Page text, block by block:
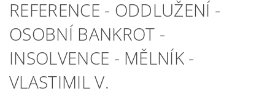
REFERENCE - ODDLUŽENÍ -
OSOBNÍ BANKROT -
INSOLVENCE - MĚLNÍK -
VLASTIMIL V.